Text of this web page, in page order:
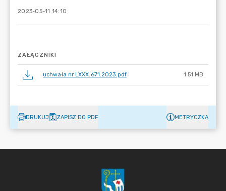
2023-05-11 14:10
ZAŁĄCZNIKI
uchwała nr LXXX.671.2023.pdf 1.51 MB
DRUKUJ ZAPISZ DO PDF METRYCZKA